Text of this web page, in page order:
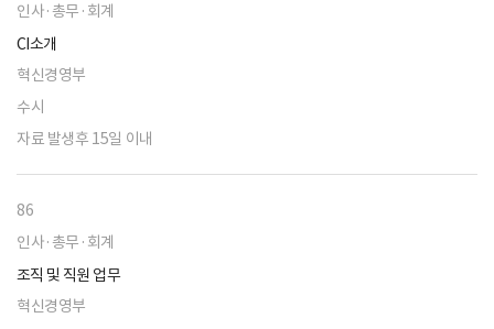
인사·총무·회계
CI소개
혁신경영부
수시
자료 발생후 15일 이내
86
인사·총무·회계
조직 및 직원 업무
혁신경영부